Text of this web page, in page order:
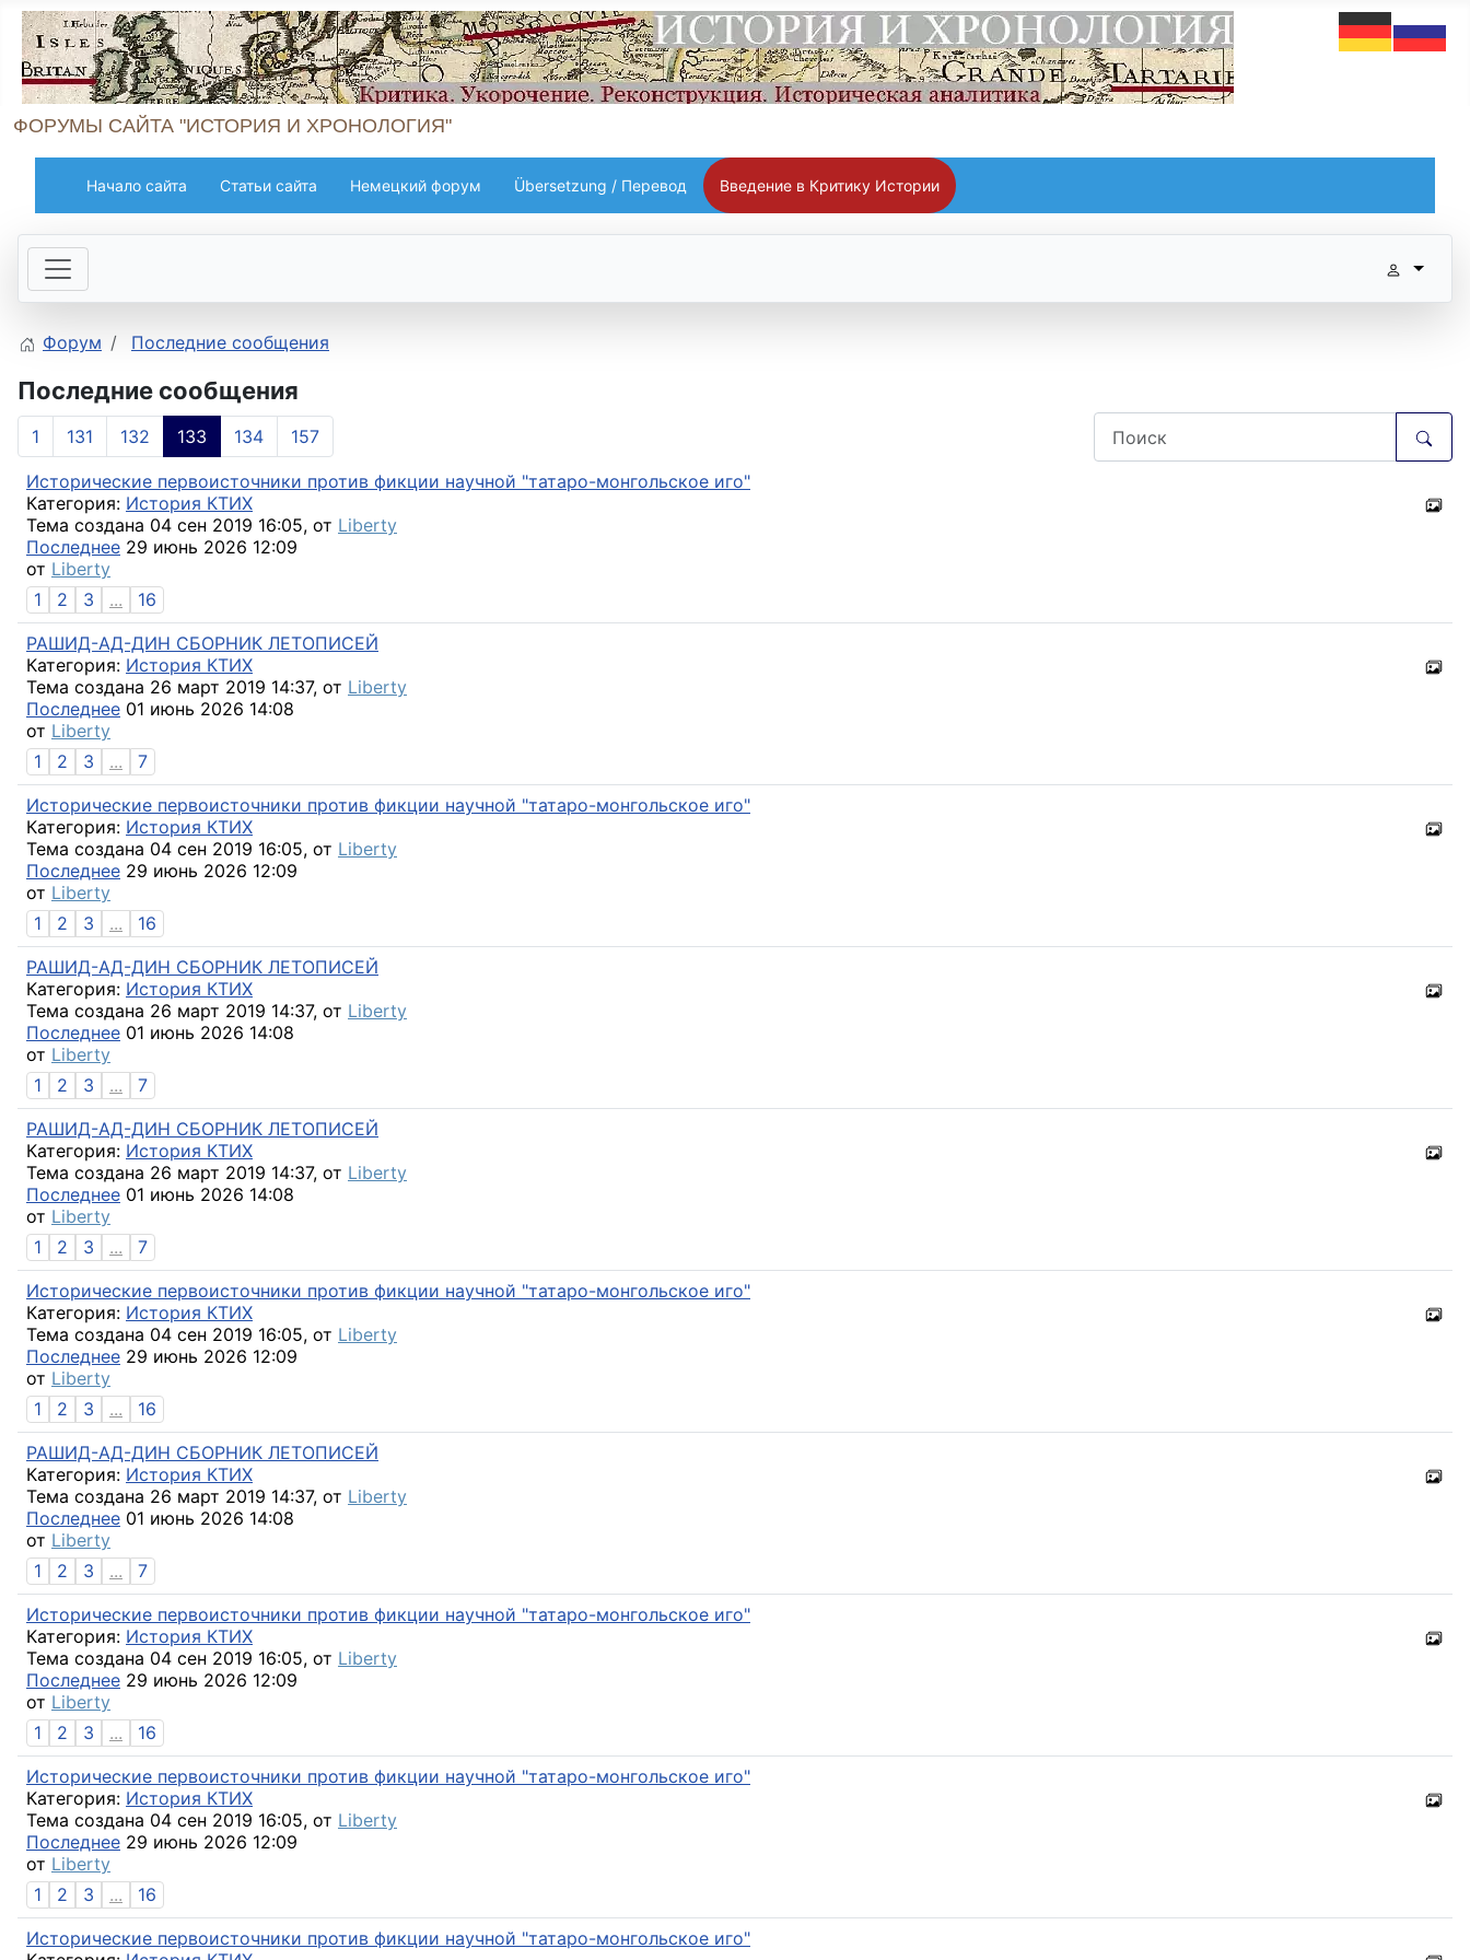
ФОРУМЫ САЙТА "ИСТОРИЯ И ХРОНОЛОГИЯ"
Начало сайта Статьи сайта Немецкий форум Übersetzung / Перевод Введение в Критику Истории
Форум Последние сообщения
Последние сообщения
1 131 132 133 134 157
Исторические первоисточники против фикции научной "татаро-монгольское иго"
Категория: История КТИХ
Тема создана 04 сен 2019 16:05, от Liberty
Последнее 29 июнь 2026 12:09
от Liberty
1
2 3 ...
16
РАШИД-АД-ДИН СБОРНИК ЛЕТОПИСЕЙ
Категория: История КТИХ
Тема создана 26 март 2019 14:37, от Liberty
Последнее 01 июнь 2026 14:08
от Liberty
1
2 3 ...
7
Исторические первоисточники против фикции научной "татаро-монгольское иго"
Категория: История КТИХ
Тема создана 04 сен 2019 16:05, от Liberty
Последнее 29 июнь 2026 12:09
от Liberty
1
2 3 ...
16
РАШИД-АД-ДИН СБОРНИК ЛЕТОПИСЕЙ
Категория: История КТИХ
Тема создана 26 март 2019 14:37, от Liberty
Последнее 01 июнь 2026 14:08
от Liberty
1
2 3 ...
7
РАШИД-АД-ДИН СБОРНИК ЛЕТОПИСЕЙ
Категория: История КТИХ
Тема создана 26 март 2019 14:37, от Liberty
Последнее 01 июнь 2026 14:08
от Liberty
1
2 3 ...
7
Исторические первоисточники против фикции научной "татаро-монгольское иго"
Категория: История КТИХ
Тема создана 04 сен 2019 16:05, от Liberty
Последнее 29 июнь 2026 12:09
от Liberty
1
2 3 ...
16
РАШИД-АД-ДИН СБОРНИК ЛЕТОПИСЕЙ
Категория: История КТИХ
Тема создана 26 март 2019 14:37, от Liberty
Последнее 01 июнь 2026 14:08
от Liberty
1
2 3 ...
7
Исторические первоисточники против фикции научной "татаро-монгольское иго"
Категория: История КТИХ
Тема создана 04 сен 2019 16:05, от Liberty
Последнее 29 июнь 2026 12:09
от Liberty
1
2 3 ...
16
Исторические первоисточники против фикции научной "татаро-монгольское иго"
Категория: История КТИХ
Тема создана 04 сен 2019 16:05, от Liberty
Последнее 29 июнь 2026 12:09
от Liberty
1
2 3 ...
16
Исторические первоисточники против фикции научной "татаро-монгольское иго"